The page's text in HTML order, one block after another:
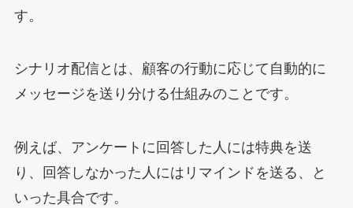
す。
シナリオ配信とは、顧客の行動に応じて自動的に
メッセージを送り分ける仕組みのことです。
例えば、アンケートに回答した人には特典を送
り、回答しなかった人にはリマインドを送る、と
いった具合です。